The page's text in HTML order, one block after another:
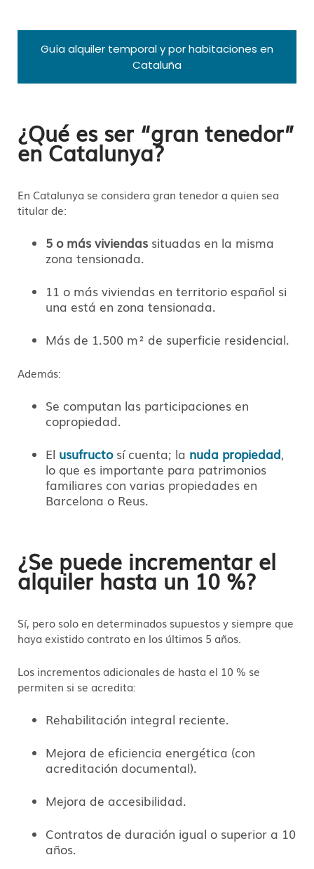
Guía alquiler temporal y por habitaciones en
Cataluña
¿Qué es ser “gran tenedor”
en Catalunya?
En Catalunya se considera gran tenedor a quien sea
titular de:
5 o más viviendas situadas en la misma
zona tensionada.
11 o más viviendas en territorio español si
una está en zona tensionada.
Más de 1.500 m² de superficie residencial.
Además:
Se computan las participaciones en
copropiedad.
El usufructo sí cuenta; la nuda propiedad,
lo que es importante para patrimonios
familiares con varias propiedades en
Barcelona o Reus.
¿Se puede incrementar el
alquiler hasta un 10 %?
Sí, pero solo en determinados supuestos y siempre que
haya existido contrato en los últimos 5 años.
Los incrementos adicionales de hasta el 10 % se
permiten si se acredita:
Rehabilitación integral reciente.
Mejora de eficiencia energética (con
acreditación documental).
Mejora de accesibilidad.
Contratos de duración igual o superior a 10
años.